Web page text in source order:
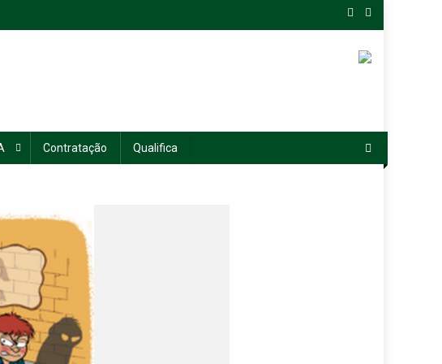
Contratação Qualifica